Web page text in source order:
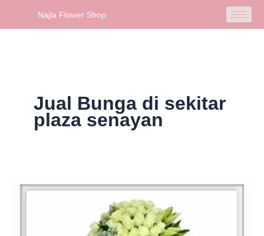
Najla Flower Shop
Jual Bunga di sekitar
plaza senayan